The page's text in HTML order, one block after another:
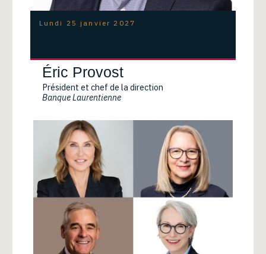
Lundi 25 janvier 2027
Éric Provost
Président et chef de la direction
Banque Laurentienne